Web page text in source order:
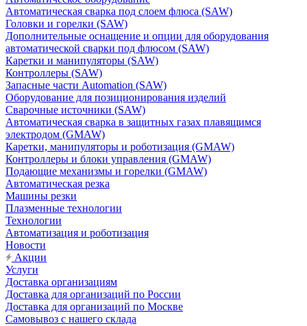
Автоматическая сварка под слоем флюса (SAW)
Головки и горелки (SAW)
Дополнительные оснащение и опции для оборудования
автоматической сварки под флюсом (SAW)
Каретки и манипуляторы (SAW)
Контроллеры (SAW)
Запасные части Automation (SAW)
Оборудование для позиционирования изделий
Сварочные источники (SAW)
Автоматическая сварка в защитных газах плавящимся
электродом (GMAW)
Каретки, манипуляторы и роботизация (GMAW)
Контроллеры и блоки управления (GMAW)
Подающие механизмы и горелки (GMAW)
Автоматическая резка
Машины резки
Плазменные технологии
Технологии
Автоматизация и роботизация
Новости
Акции
Услуги
Доставка организациям
Доставка для организаций по России
Доставка для организаций по Москве
Самовывоз с нашего склада